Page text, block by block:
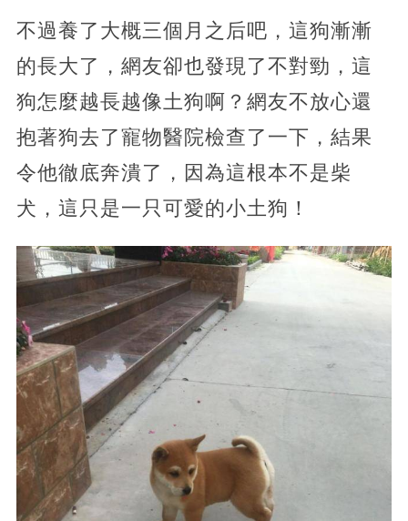
不過養了大概三個月之后吧，這狗漸漸
的長大了，網友卻也發現了不對勁，這
狗怎麼越長越像土狗啊？網友不放心還
抱著狗去了寵物醫院檢查了一下，結果
令他徹底奔潰了，因為這根本不是柴
犬，這只是一只可愛的小土狗！